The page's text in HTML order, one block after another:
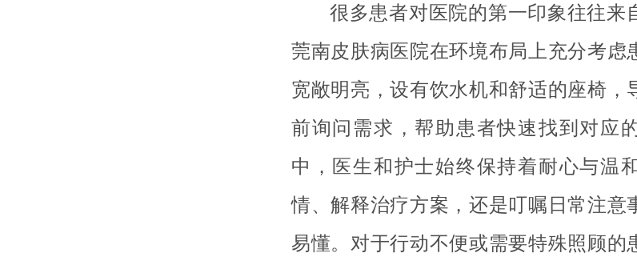
很多患者对医院的第一印象往往来
莞南皮肤病医院在环境布局上充分考虑
宽敞明亮，设有饮水机和舒适的座椅，
前询问需求，帮助患者快速找到对应
中，医生和护士始终保持着耐心与温
情、解释治疗方案，还是叮嘱日常注意
易懂。对于行动不便或需要特殊照顾的